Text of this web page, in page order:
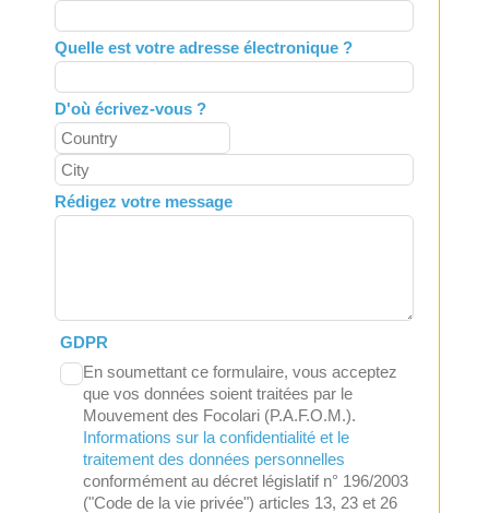
Quelle est votre adresse électronique ?
D'où écrivez-vous ?
Rédigez votre message
GDPR
En soumettant ce formulaire, vous acceptez
que vos données soient traitées par le
Mouvement des Focolari (P.A.F.O.M.).
Informations sur la confidentialité et le
traitement des données personnelles
conformément au décret législatif n° 196/2003
("Code de la vie privée") articles 13, 23 et 26